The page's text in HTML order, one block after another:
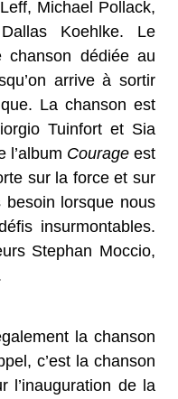
Michael Pollack,
Koehlke. Le
dédiée au
arrive à sortir
La chanson est
Tuinfort et Sia
l’album Courageest
sur la force et sur
lorsque nous
insurmontables.
Stephan Moccio,
la chanson
c’est la chanson
l’inauguration de la